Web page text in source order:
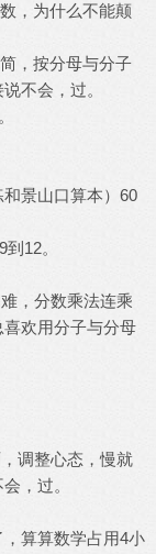
，为什么不能颠
，按分母与分子
不会，过。
景山口算本）60
12。
，分数乘法连乘
欢用分子与分母
调整心态，慢就
，过。
算算数学占用4小